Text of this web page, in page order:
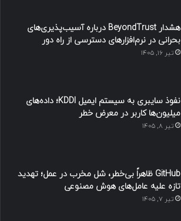
هشدار BeyondTrust درباره آسیب‌پذیری‌های
بحرانی در نرم‌افزارهای دسترسی از راه دور
تیر ۱۶, ۱۴۰۵
نفوذ سایبری به سیستم ایمیل KDDI؛ داده‌های
میلیون‌ها کاربر در معرض خطر
تیر ۸, ۱۴۰۵
GitHub ظاهراً بی‌خطر، شل مخرب در عمل؛ تهدید
تازه علیه عامل‌های هوش مصنوعی
تیر ۷, ۱۴۰۵